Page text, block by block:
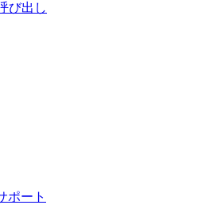
び出し
ポート